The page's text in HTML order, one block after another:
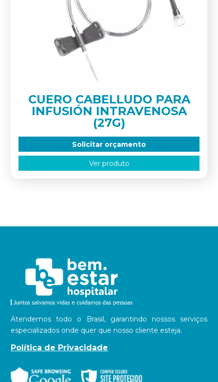
CUERO CABELLUDO PARA
INFUSIÓN INTRAVENOSA
(27G)
Solicitar orçamento
Ver produto
Atendemos todo o Brasil, garantindo nossos serviços
especializados onde quer que nosso cliente esteja.
Política de Privacidade